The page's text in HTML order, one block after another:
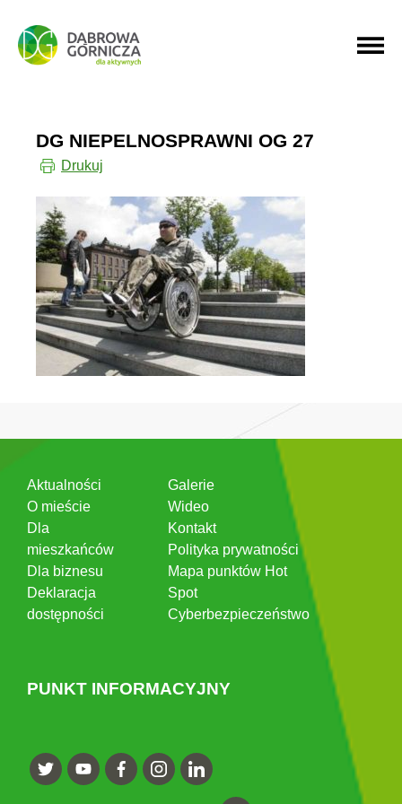
PRZEJDŹ DO MENU GŁÓWNEGO
PRZEJDŹ DO WYSZUKIWARKI
DG NIEPELNOSPRAWNI OG 27
Drukuj
Aktualności
O mieście
Dla
mieszkańców
Dla biznesu
Deklaracja
dostępności
Galerie
Wideo
Kontakt
Polityka prywatności
Mapa punktów Hot
Spot
Cyberbezpieczeństwo
PUNKT INFORMACYJNY